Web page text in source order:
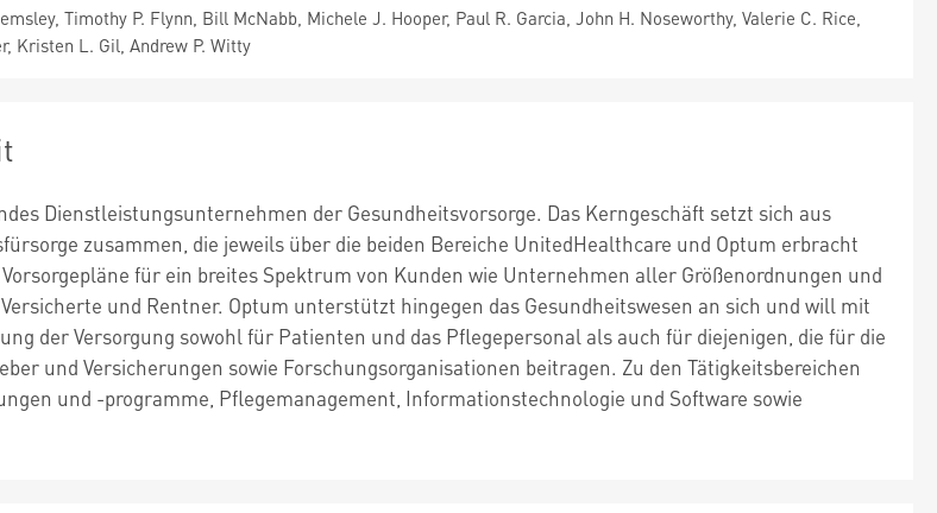
Timothy P. Flynn, Bill McNabb, Michele J. Hooper, Paul R. Garcia, John H. Noseworthy, Valerie C. Rice,
Kristen L. Gil, Andrew P. Witty
Dienstleistungsunternehmen der Gesundheitsvorsorge. Das Kerngeschäft setzt sich aus
zusammen, die jeweils über die beiden Bereiche UnitedHealthcare und Optum erbracht
für ein breites Spektrum von Kunden wie Unternehmen aller Größenordnungen und
und Rentner. Optum unterstützt hingegen das Gesundheitswesen an sich und will mit
der Versorgung sowohl für Patienten und das Pflegepersonal als auch für diejenigen, die für die
und Versicherungen sowie Forschungsorganisationen beitragen. Zu den Tätigkeitsbereichen
und -programme, Pflegemanagement, Informationstechnologie und Software sowie